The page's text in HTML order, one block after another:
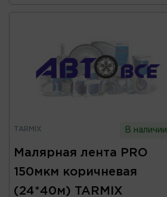
TARMIX В наличии
Малярная лента PRO
150мкм коричневая
(24*40м) TARMIX